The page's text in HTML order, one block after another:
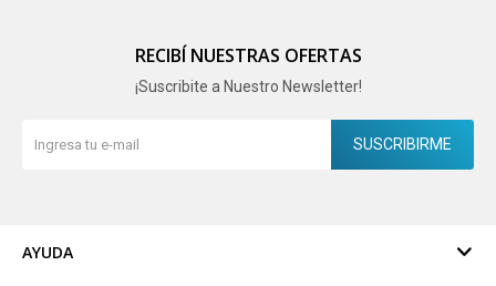
RECIBÍ NUESTRAS OFERTAS
¡Suscribite a Nuestro Newsletter!
SUSCRIBIRME
AYUDA